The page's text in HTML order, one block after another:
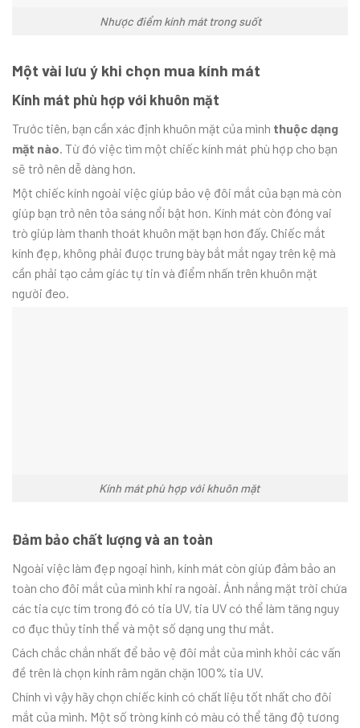
Nhược điểm kính mát trong suốt
Một vài lưu ý khi chọn mua kính mát
Kính mát phù hợp với khuôn mặt
Trước tiên, bạn cần xác định khuôn mặt của mình thuộc dạng
mặt nào . Từ đó việc tìm một chiếc kính mát phù hợp cho bạn
sẽ trở nên dễ dàng hơn.
Một chiếc kính ngoài việc giúp bảo vệ đôi mắt của bạn mà còn
giúp bạn trở nên tỏa sáng nổi bật hơn. Kính mát còn đóng vai
trò giúp làm thanh thoát khuôn mặt bạn hơn đấy. Chiếc mắt
kính đẹp, không phải được trưng bày bắt mắt ngay trên kệ mà
cần phải tạo cảm giác tự tin và điểm nhấn trên khuôn mặt
người đeo.
Kính mát phù hợp với khuôn mặt
Đảm bảo chất lượng và an toàn
Ngoài việc làm đẹp ngoại hình, kính mát còn giúp đảm bảo an
toàn cho đôi mắt của mình khi ra ngoài. Ánh nắng mặt trời chứa
các tia cực tím trong đó có tia UV, tia UV có thể làm tăng nguy
cơ đục thủy tinh thể và một số dạng ung thư mắt.
Cách chắc chắn nhất để bảo vệ đôi mắt của mình khỏi các vấn
đề trên là chọn kính râm ngăn chặn 100% tia UV.
Chính vì vậy hãy chọn chiếc kính có chất liệu tốt nhất cho đôi
mắt của mình. Một số tròng kính có màu có thể tăng độ tương